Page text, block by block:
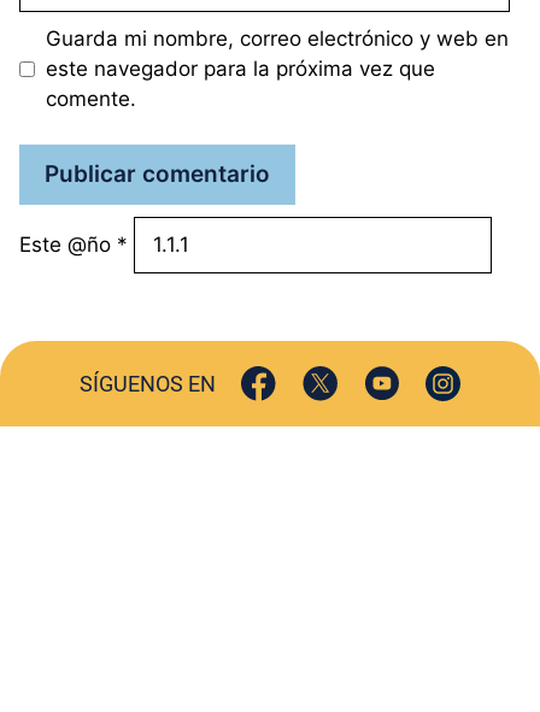
Guarda mi nombre, correo electrónico y web en
este navegador para la próxima vez que
comente.
Este @ño *
SÍGUENOS EN